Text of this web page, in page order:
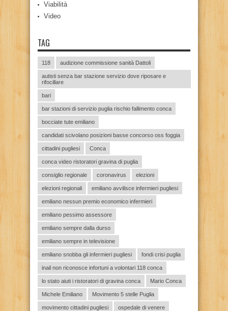
Viabilità
Video
TAG
118 audizione commissione sanità Dattoli
autisti senza bar stazione servizio dove riposare e
rifocillare
bari
bar stazioni di servizio puglia rischio fallimento conca
bocciate tute emiliano
candidati scivolano posizioni basse concorso oss foggia
cittadini pugliesi Conca
conca video ristoratori gravina di puglia
consiglio regionale coronavirus elezioni
elezioni regionali emiliano avvilisce infermieri pugliesi
emiliano nessun premio economico infermieri
emiliano pessimo assessore
emiliano sempre dalla durso
emiliano sempre in televisione
emiliano snobba gli infermieri pugliesi fondi crisi puglia
inail non riconosce infortuni a volontari 118 conca
lo stato aiuti i ristoratori di gravina conca Mario Conca
Michele Emiliano Movimento 5 stelle Puglia
movimento cittadini pugliesi ospedale di venere